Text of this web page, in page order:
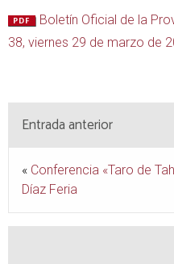
Boletín Oficial de la
38, viernes 29 de marzo de
Entrada anterior
« Conferencia «Taro de
Díaz Feria